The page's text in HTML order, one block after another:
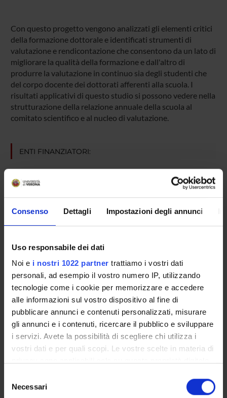
Consenso Dettagli Impostazioni degli annunci
Uso responsabile dei dati
Noi e i nostri 1022 partner trattiamo i vostri dati
personali, ad esempio il vostro numero IP, utilizzando
tecnologie come i cookie per memorizzare e accedere
alle informazioni sul vostro dispositivo al fine di
pubblicare annunci e contenuti personalizzati, misurare
gli annunci e i contenuti, ricercare il pubblico e sviluppare
i servizi. Avete la possibilità di scegliere chi utilizza i
vostri dati e per quali scopi. Le vostre scelte in materia di
modificare o revocare il proprio consenso in qualsiasi
delNecessari
Con questo progetto vengono analizzati gli elementi critici
della formazione dottorale e identificati strumenti di
valutazione e rendicontazione che consentono da un lato di
migliorare la qualità della formazione e dall'altro di
produrre la valutazione in continuo sia degli studenti che
del corpo docente dei dottorati afferenti alla scuola. I
risultati applicativi di questo studio si possono vedere nella
strutturazione della relazione annuale della scuola al
comitato scientifico e al nucleo di valutazione.
ENTI FINANZIATORI:
Fondazione Cariverona
Finanziamento:
assegnato e gestito dal Dipartimento
Fondazione Cariverona
Finanziamento:assegnato e gestito dal Dipartimento
PARTECIPANTI AL PROGETTO
Ilaria Decimo
Professore associato
Guido Francesco Fumagalli
Personale di spin-off
AREE DI RICERCA COINVOLTE DAL PROGETTO